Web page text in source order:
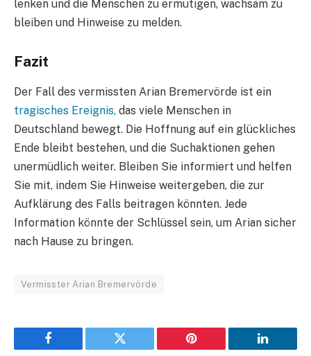
lenken und die Menschen zu ermutigen, wachsam zu
bleiben und Hinweise zu melden.
Fazit
Der Fall des vermissten Arian Bremervörde ist ein
tragisches Ereignis, das viele Menschen in
Deutschland bewegt. Die Hoffnung auf ein glückliches
Ende bleibt bestehen, und die Suchaktionen gehen
unermüdlich weiter. Bleiben Sie informiert und helfen
Sie mit, indem Sie Hinweise weitergeben, die zur
Aufklärung des Falls beitragen könnten. Jede
Information könnte der Schlüssel sein, um Arian sicher
nach Hause zu bringen.
Vermisster Arian Bremervörde
Facebook Twitter Pinterest LinkedIn